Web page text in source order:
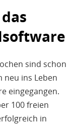
sind schon
neu ins Leben
eingegangen.
100 freien
in